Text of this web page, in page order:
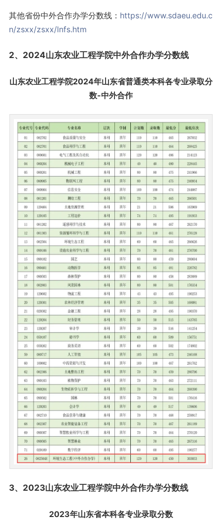
其他省份中外合作办学分数线： https://www.sdaeu.edu.c
n/zsxx/zsxx/lnfs.htm
2、2024山东农业工程学院中外合作办学分数线
山东农业工程学院2024年山东省普通类本科各专业录取分
数-中外合作
3、2023山东农业工程学院中外合作办学分数线
2023年山东省本科各专业录取分数